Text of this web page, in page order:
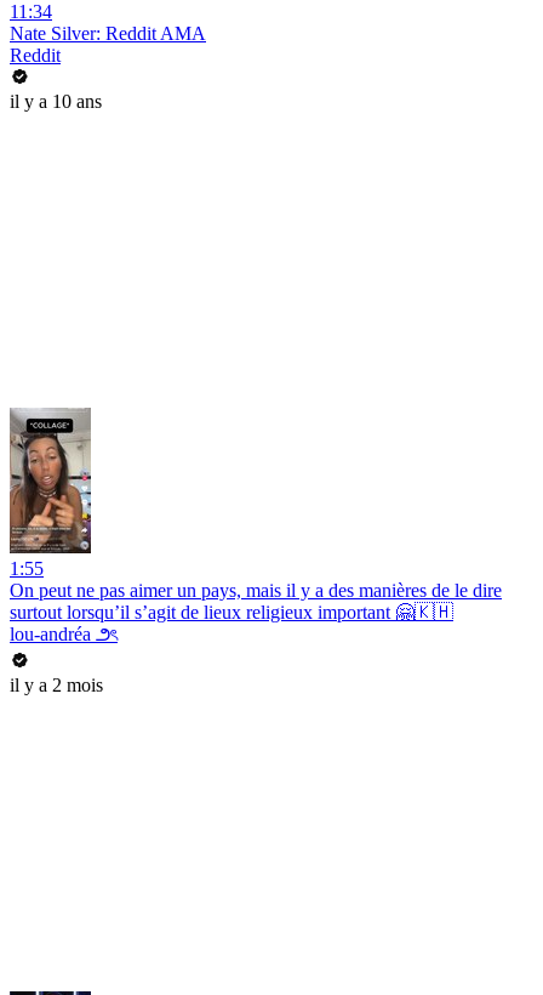
11:34
Nate Silver: Reddit AMA
Reddit
il y a 10 ans
1:55
On peut ne pas aimer un pays, mais il y a des manières de le dire
surtout lorsqu’il s’agit de lieux religieux important 🤗🇰🇭
lou-andréa ౨ৎ
il y a 2 mois